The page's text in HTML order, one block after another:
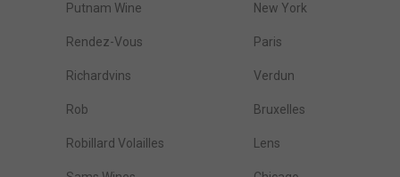
Putnam Wine New York
Rendez-Vous Paris
Richardvins Verdun
Rob Bruxelles
Robillard Volailles Lens